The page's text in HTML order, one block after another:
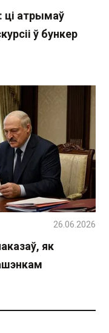
ці атрымаў
ў бункер
як
26.06.2026